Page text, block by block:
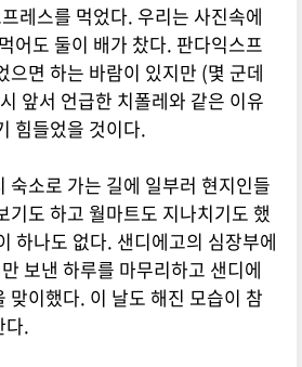
레스를 먹었다. 우리는 사진속에
어도 둘이 배가 찼다. 판다익스프
으면 하는 바람이 있지만 (몇 군데
앞서 언급한 치폴레와 같은 이유
힘들었을 것이다.
숙소로 가는 길에 일부러 현지인들
기도 하고 월마트도 지나치기도 했
하나도 없다. 샌디에고의 심장부에
보낸 하루를 마무리하고 샌디에
맞이했다. 이 날도 해진 모습이 참
다.